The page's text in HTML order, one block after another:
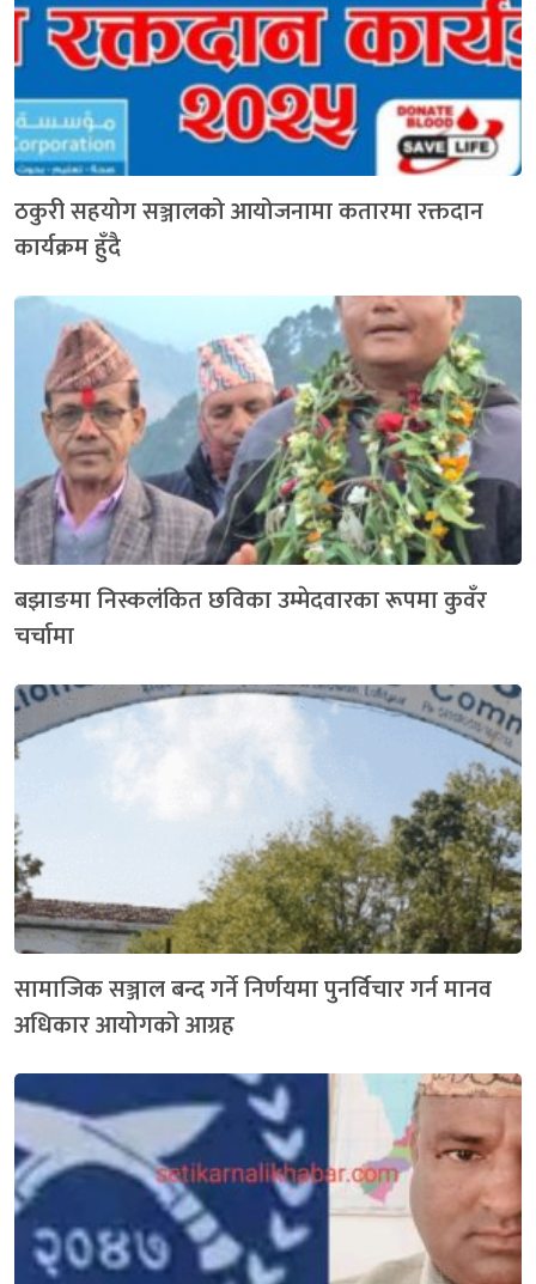
ठकुरी सहयोग सञ्जालको आयोजनामा कतारमा रक्तदान
कार्यक्रम हुँदै
बझाङमा निस्कलंकित छविका उम्मेदवारका रूपमा कुवँर
चर्चामा
सामाजिक सञ्जाल बन्द गर्ने निर्णयमा पुनर्विचार गर्न मानव
अधिकार आयोगको आग्रह